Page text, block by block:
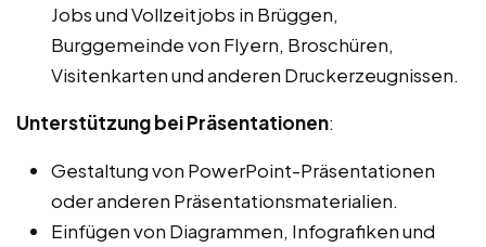
Jobs und Vollzeitjobs in Brüggen,
Burggemeinde von Flyern, Broschüren,
Visitenkarten und anderen Druckerzeugnissen.
Unterstützung bei Präsentationen:
Gestaltung von PowerPoint-Präsentationen
oder anderen Präsentationsmaterialien.
Einfügen von Diagrammen, Infografiken und